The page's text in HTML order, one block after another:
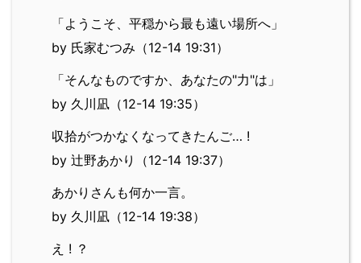
「ようこそ、平穏から最も遠い場所へ」
by 氏家むつみ（12-14 19:31）
「そんなものですか、あなたの"力"は」
by 久川凪（12-14 19:35）
収拾がつかなくなってきたんご… !
by 辻野あかり（12-14 19:37）
あかりさんも何か一言。
by 久川凪（12-14 19:38）
え ! ？